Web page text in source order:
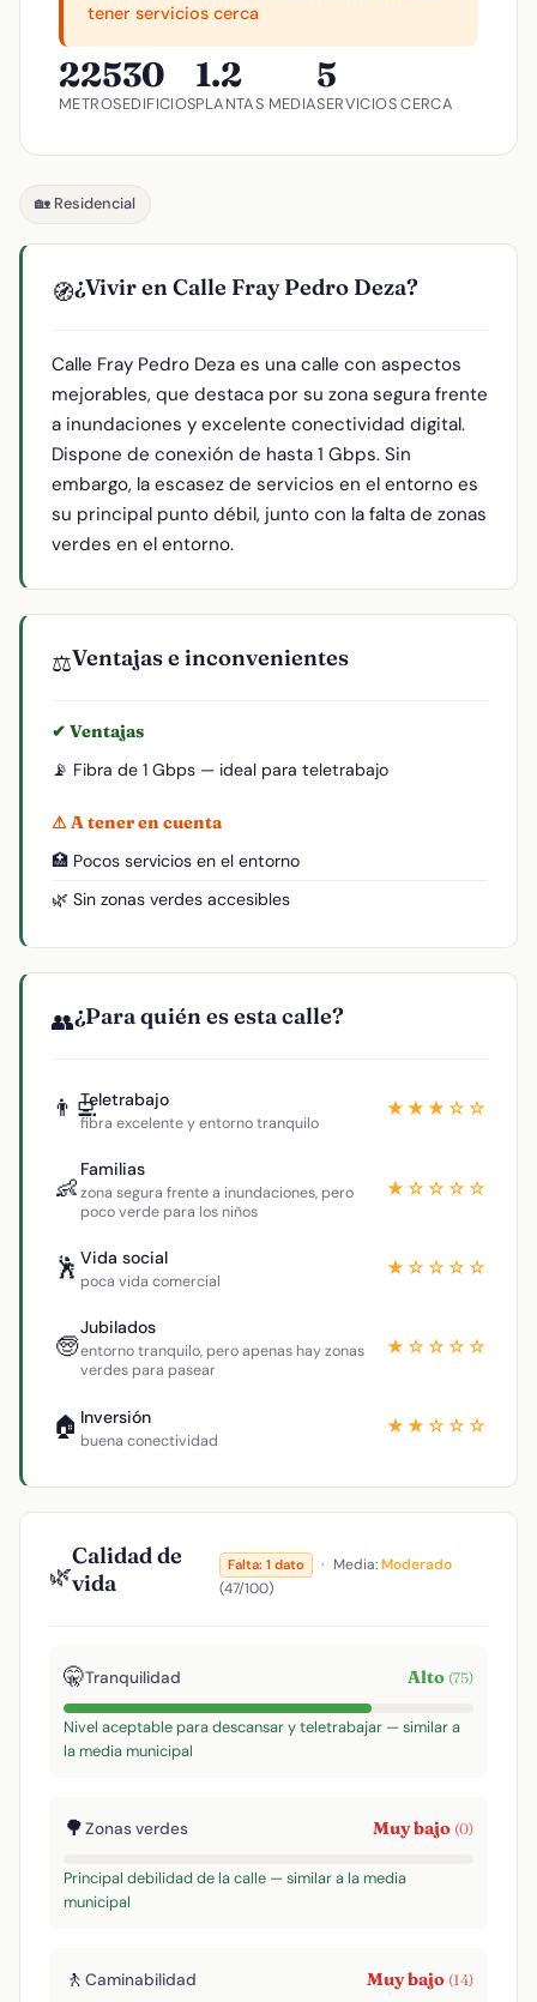
tener servicios cerca
225
METROS
30
EDIFICIOS
1.2
PLANTAS MEDIA
5
SERVICIOS CERCA
🏡 Residencial
🧭¿Vivir en Calle Fray Pedro Deza?
Calle Fray Pedro Deza es una calle con aspectos
mejorables, que destaca por su zona segura frente
a inundaciones y excelente conectividad digital.
Dispone de conexión de hasta 1 Gbps. Sin
embargo, la escasez de servicios en el entorno es
su principal punto débil, junto con la falta de zonas
verdes en el entorno.
⚖️Ventajas e inconvenientes
✔ Ventajas
📡 Fibra de 1 Gbps — ideal para teletrabajo
⚠ A tener en cuenta
🏥 Pocos servicios en el entorno
🌿 Sin zonas verdes accesibles
👥¿Para quién es esta calle?
👨‍💻Teletrabajo
fibra excelente y entorno tranquilo
★★★☆☆
👶
Familias
zona segura frente a inundaciones, pero
poco verde para los niños
★☆☆☆☆
🕺 Vida social
poca vida comercial
★☆☆☆☆
🧓
Jubilados
entorno tranquilo, pero apenas hay zonas
verdes para pasear
★☆☆☆☆
🏠 Inversión
buena conectividad
★★☆☆☆
🌿
Calidad de
vida
Falta: 1 dato · Media:Moderado
(47/100)
🤫Tranquilidad Alto (75)
Nivel aceptable para descansar y teletrabajar — similar a
la media municipal
🌳Zonas verdes Muy bajo (0)
Principal debilidad de la calle — similar a la media
municipal
🚶 Caminabilidad Muy bajo (14)